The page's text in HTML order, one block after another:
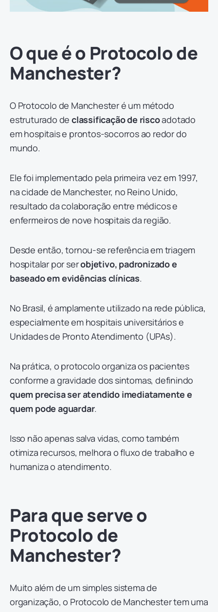
O que é o Protocolo de
Manchester?
O Protocolo de Manchester é um método
estruturado declassificação de riscoadotado
em hospitais e prontos-socorros ao redor do
mundo.
Ele foi implementado pela primeira vez em 1997,
na cidade de Manchester, no Reino Unido,
resultado da colaboração entre médicos e
enfermeiros de nove hospitais da região.
Desde então, tornou-se referência em triagem
hospitalar por serobjetivo, padronizado e
baseado em evidências clínicas.
No Brasil, é amplamente utilizado na rede pública,
especialmente em hospitais universitários e
Unidades de Pronto Atendimento (UPAs).
Na prática, o protocolo organiza os pacientes
conforme a gravidade dos sintomas, definindo
quem precisa ser atendido imediatamente e
quem pode aguardar.
Isso não apenas salva vidas, como também
otimiza recursos, melhora o fluxo de trabalho e
humaniza o atendimento.
Para que serve o
Protocolo de
Manchester?
Muito além de um simples sistema de
organização, o Protocolo de Manchester tem uma